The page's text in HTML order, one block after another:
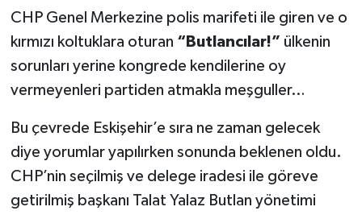
CHP Genel Merkezine polis marifeti ile giren ve o
kırmızı koltuklara oturan “Butlancılar!” ülkenin
sorunları yerine kongrede kendilerine oy
vermeyenleri partiden atmakla meşguller…
Bu çevrede Eskişehir’e sıra ne zaman gelecek
diye yorumlar yapılırken sonunda beklenen oldu.
CHP’nin seçilmiş ve delege iradesi ile göreve
getirilmiş başkanı Talat Yalaz Butlan yönetimi